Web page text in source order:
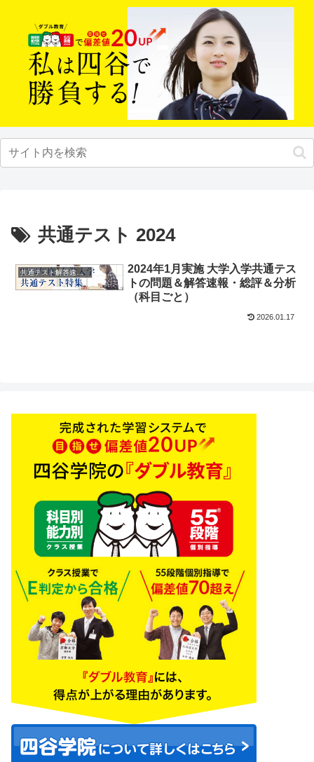
共通テスト 2024
共通テスト解答速報2024
2024年1月実施 大学入学共通テス
トの問題＆解答速報・総評＆分析
（科目ごと）
2026.01.17